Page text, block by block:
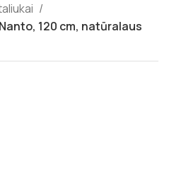
120 cm, natūralaus